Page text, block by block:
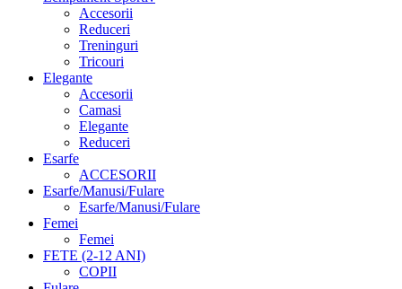
Accesorii
Reduceri
Treninguri
Tricouri
Elegante
Accesorii
Camasi
Elegante
Reduceri
Esarfe
ACCESORII
Esarfe/Manusi/Fulare
Esarfe/Manusi/Fulare
Femei
Femei
FETE (2-12 ANI)
COPII